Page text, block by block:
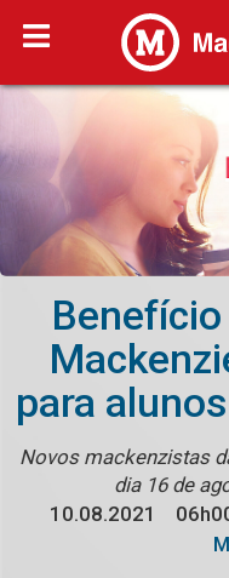
para
Novos mackenzistas
dia 16 de
10.08.2021